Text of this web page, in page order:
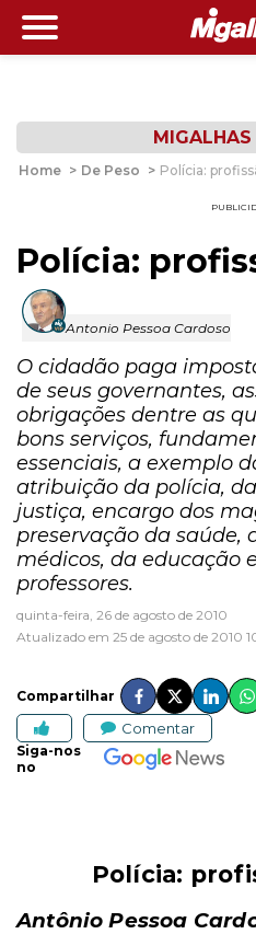
MIGALHAS
Home > De Peso > Polícia:
Polícia:
Antonio Pessoa Cardoso
O cidadão paga
de seus governantes,
obrigações dentre as
bons serviços,
essenciais, a exemplo
atribuição da polícia,
justiça, encargo dos
preservação da saúde,
médicos, da educação
professores.
quinta-feira, 26 de agosto de 2010
Atualizado em 25 de agosto de 2010
Compartilhar
Comentar
Siga-nos
no
Polícia:
Antônio Pessoa